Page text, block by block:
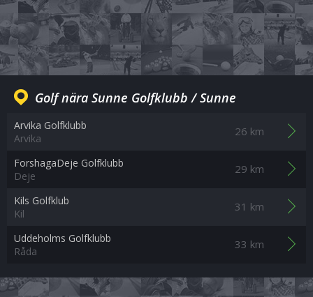
Golf nära Sunne Golfklubb / Sunne
Arvika Golfklubb
Arvika
26 km
ForshagaDeje Golfklubb
Deje
29 km
Kils Golfklub
Kil
31 km
Uddeholms Golfklubb
Råda
33 km